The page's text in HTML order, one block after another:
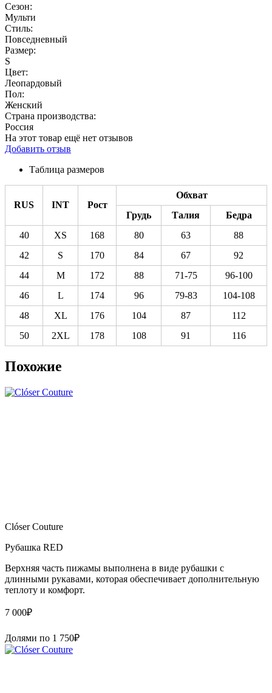
Сезон:
Мульти
Стиль:
Повседневный
Размер:
S
Цвет:
Леопардовый
Пол:
Женский
Страна производства:
Россия
На этот товар ещё нет отзывов
Добавить отзыв
Таблица размеров
RUS INT Рост
Обхват
Грудь
Талия
Бедра
40
XS 168 80 63
88
42
S 170 84 67
92
44
M 172 88 71-75
96-100
46
L 174 96 79-83
104-108
48
XL 176 104 87
112
50
2XL 178 108 91 116
Похожие
Clóser Couture
Рубашка RED
Верхняя часть пижамы выполнена в виде рубашки с
длинными рукавами, которая обеспечивает дополнительную
теплоту и комфорт.
7 000₽
Долями по 1 750₽